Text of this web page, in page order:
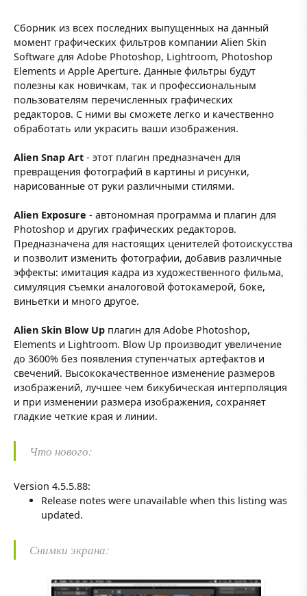
Сборник из всех последних выпущенных на данный
момент графических фильтров компании Alien Skin
Software для Adobe Photoshop, Lightroom, Photoshop
Elements и Apple Aperture. Данные фильтры будут
полезны как новичкам, так и профессиональным
пользователям перечисленных графических
редакторов. С ними вы сможете легко и качественно
обработать или украсить ваши изображения.
Alien Snap Art - этот плагин предназначен для
превращения фотографий в картины и рисунки,
нарисованные от руки различными стилями.
Alien Exposure - автономная программа и плагин для
Photoshop и других графических редакторов.
Предназначена для настоящих ценителей фотоискусства
и позволит изменить фотографии, добавив различные
эффекты: имитация кадра из художественного фильма,
симуляция съемки аналоговой фотокамерой, боке,
виньетки и много другое.
Alien Skin Blow Up плагин для Adobe Photoshop,
Elements и Lightroom. Blow Up производит увеличение
до 3600% без появления ступенчатых артефактов и
свечений. Высококачественное изменение размеров
изображений, лучшее чем бикубическая интерполяция
и при изменении размера изображения, сохраняет
гладкие четкие края и линии.
Что нового:
Version 4.5.5.88:
Release notes were unavailable when this listing was
updated.
Снимки экрана: